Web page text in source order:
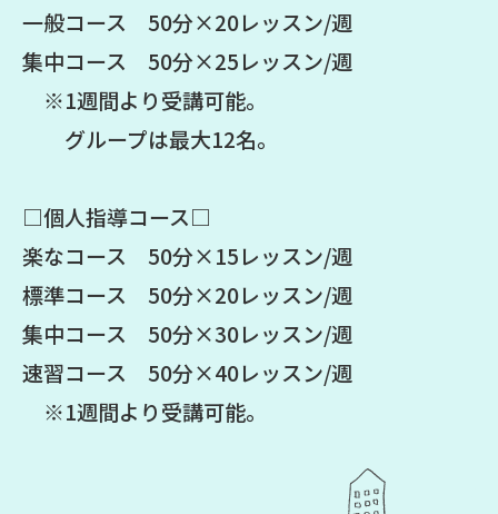
一般コース 50分×20レッスン/週
集中コース 50分×25レッスン/週
※1週間より受講可能。
グループは最大12名。
□個人指導コース□
楽なコース 50分×15レッスン/週
標準コース 50分×20レッスン/週
集中コース 50分×30レッスン/週
速習コース 50分×40レッスン/週
※1週間より受講可能。